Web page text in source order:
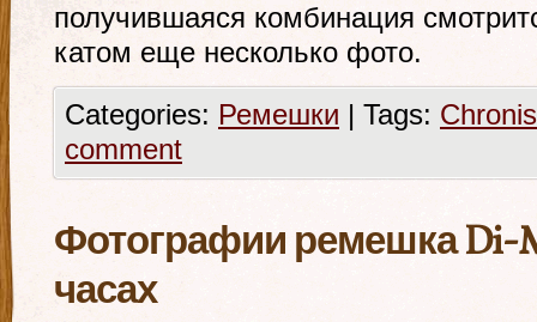
получившаяся комбинация
катом еще несколько фото.
Categories: Ремешки | Tags:
comment
Фотографии ремешка Di-
часах